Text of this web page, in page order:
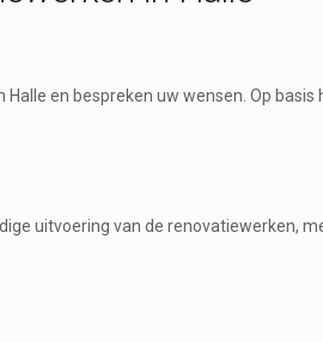
en bespreken uw wensen. Op basis
uitvoering van de renovatiewerken,